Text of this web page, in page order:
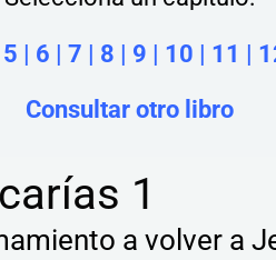
5 | 6 | 7 | 8 | 9 | 10 | 11 |
Consultar otro libro
1
a volver a